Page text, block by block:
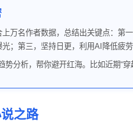
万名作者数据，总结出关键点：
；第三，坚持日更，利用AI降低疲
分析，帮你避开红海。比如近期“
之路